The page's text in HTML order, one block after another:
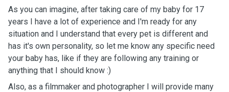
As you can imagine, after taking care of my baby for 17
years I have a lot of experience and I'm ready for any
situation and I understand that every pet is different and
has it's own personality, so let me know any specific need
your baby has, like if they are following any training or
anything that I should know :)
Also, as a filmmaker and photographer I will provide many